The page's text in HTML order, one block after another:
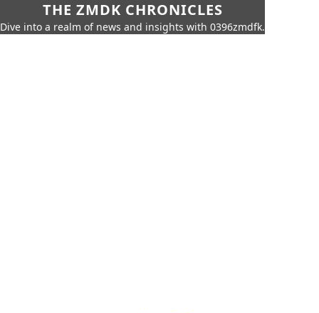
THE ZMDK CHRONICLES
Dive into a realm of news and insights with 0396zmdfk.